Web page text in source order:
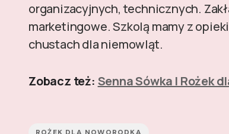
organizacyjnych, technicznych.
marketingowe. Szkolą mamy z
chustach dla niemowląt.
Zobacz też: Senna Sówka | Rożek